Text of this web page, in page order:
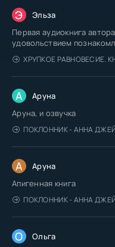
Э Эльза
Первая аудиокнига
удовольствием
ХРУПКОЕ РАВНОВЕСИЕ.
А Аруна
Аруна, и озвучка
ПОКЛОННИК - АННА
А Аруна
Апигенная книга
ПОКЛОННИК - АННА
О Ольга